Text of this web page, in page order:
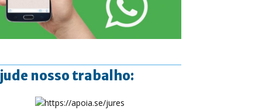
nosso trabalho: